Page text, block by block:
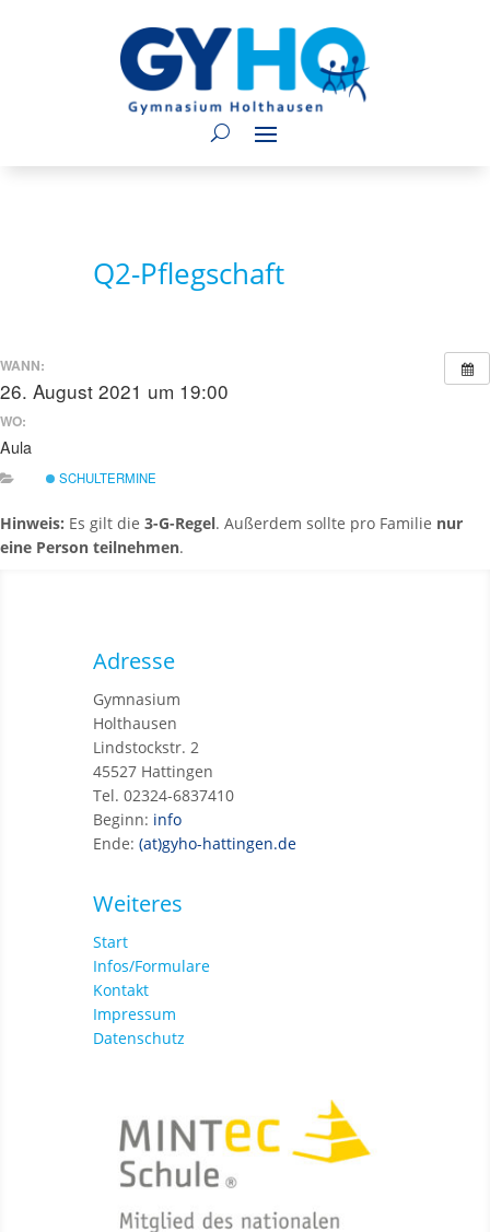
Q2-Pflegschaft
WANN:
26. August 2021 um 19:00
WO:
Aula
SCHULTERMINE
Hinweis: Es gilt die 3-G-Regel. Außerdem sollte pro Familie nur
eine Person teilnehmen.
Adresse
Gymnasium
Holthausen
Lindstockstr. 2
45527 Hattingen
Tel. 02324-6837410
Beginn: info
Ende: (at)gyho-hattingen.de
Weiteres
Start
Infos/Formulare
Kontakt
Impressum
Datenschutz